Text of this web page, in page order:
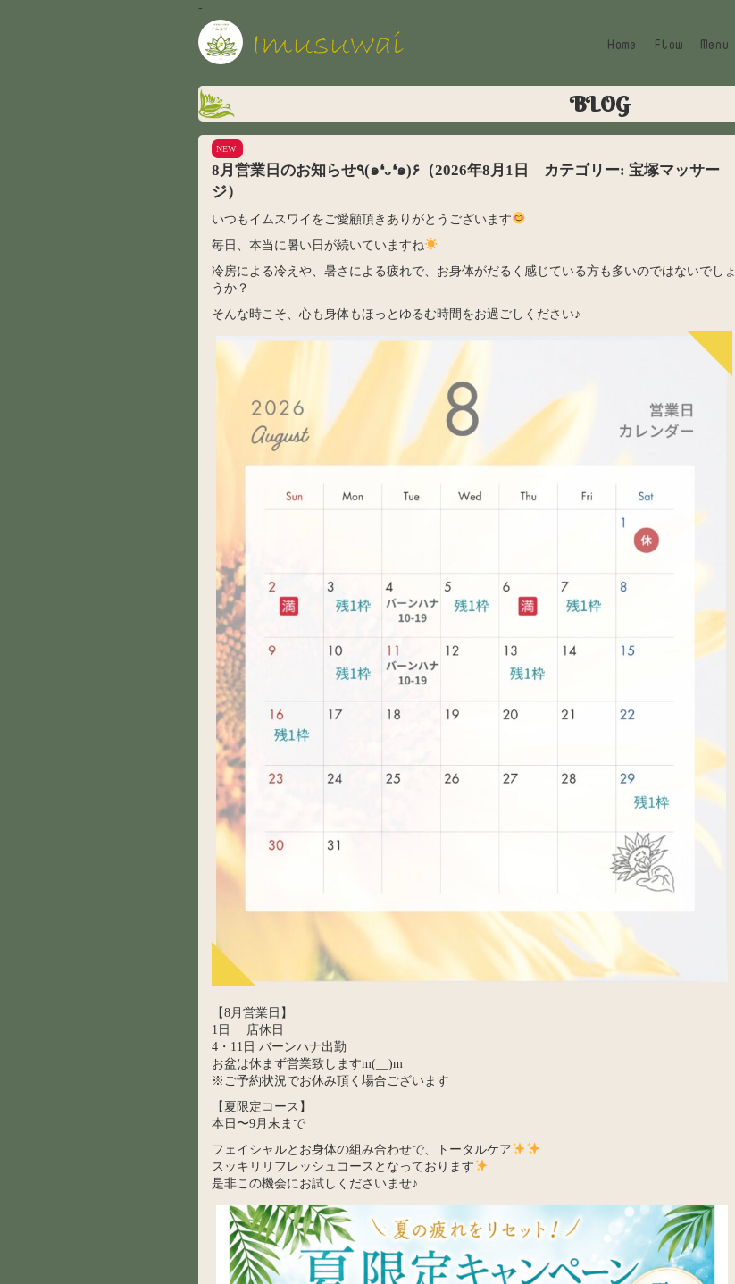
-
Home Flow Menu
BLOG
NEW
8月営業日のお知らせ٩(๑❛ᴗ❛๑)۶（2026年8月1日 カテゴリー: 宝塚マッサー
ジ）
いつもイムスワイをご愛顧頂きありがとうございます
毎日、本当に暑い日が続いていますね
冷房による冷えや、暑さによる疲れで、お身体がだるく感じている方も多いのではないでしょ
うか？
そんな時こそ、心も身体もほっとゆるむ時間をお過ごしください♪
【8月営業日】
1日 店休日
4・11日 バーンハナ出勤
お盆は休まず営業致しますm(__)m
※ご予約状況でお休み頂く場合ございます
【夏限定コース】
本日〜9月末まで
フェイシャルとお身体の組み合わせで、トータルケア
スッキリリフレッシュコースとなっております
是非この機会にお試しくださいませ♪